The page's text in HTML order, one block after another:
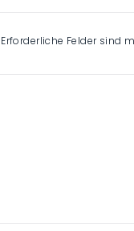
Erforderliche Felder sind